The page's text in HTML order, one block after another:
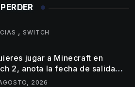
,SWITCH
jugar a Minecraft en
2, anota la fecha de salida
de Mojang en la híbrida de
2026